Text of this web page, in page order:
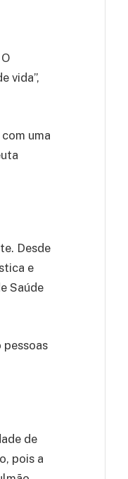
vida”,
uma
Desde
e
Saúde
pessoas
de
pois a